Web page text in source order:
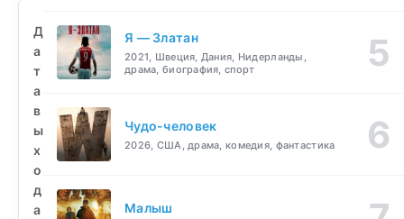
смотреть
бесплатно
Д
а
т
а
в
ы
х
о
д
а
Я — Златан
2021, Швеция, Дания, Нидерланды,
драма, биография, спорт
Чудо-человек
2026, США, драма, комедия, фантастика
Малыш